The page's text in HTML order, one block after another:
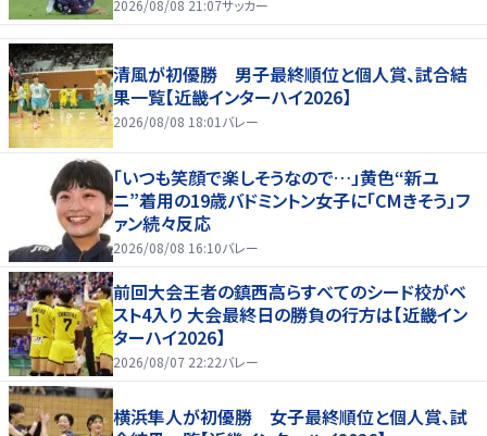
2026/08/08 21:07サッカー
清風が初優勝 男子最終順位と個人賞、試合結
果一覧【近畿インターハイ2026】
2026/08/08 18:01 バレー
「いつも笑顔で楽しそうなので…」黄色“新ユ
ニ”着用の19歳バドミントン女子に「CMきそう」フ
ァン続々反応
2026/08/08 16:10バレー
前回大会王者の鎮西高らすべてのシード校がベ
スト4入り 大会最終日の勝負の行方は【近畿イン
ターハイ2026】
2026/08/07 22:22バレー
横浜隼人が初優勝 女子最終順位と個人賞、試